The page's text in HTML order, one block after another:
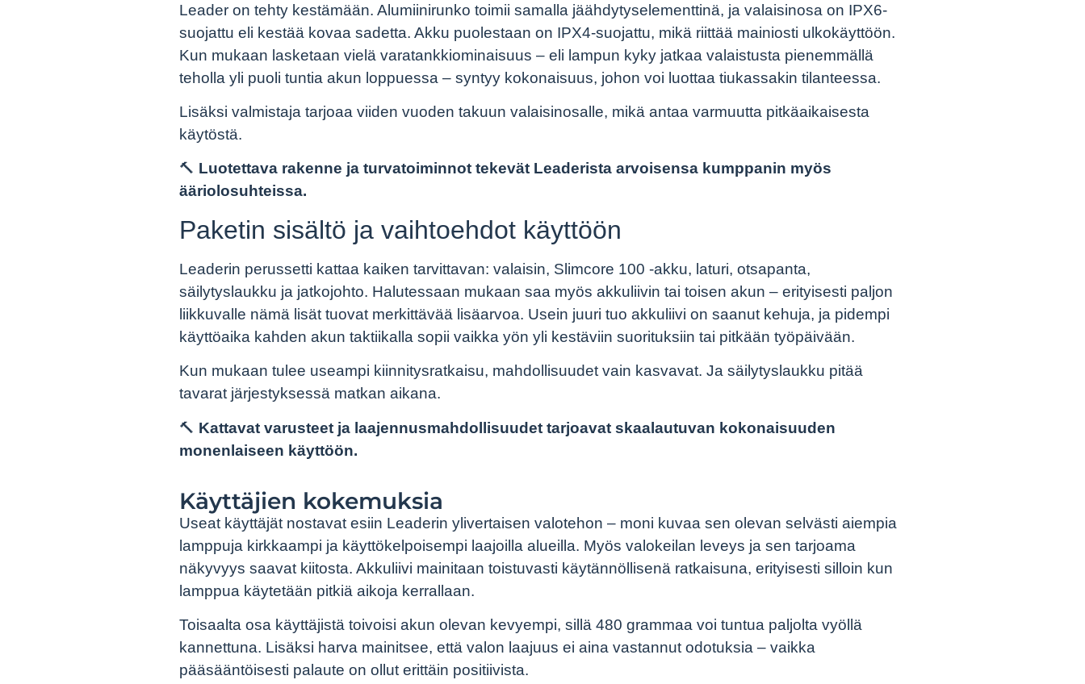
Leader on tehty kestämään. Alumiinirunko toimii samalla jäähdytyselementtinä, ja valaisinosa on IPX6-
suojattu eli kestää kovaa sadetta. Akku puolestaan on IPX4-suojattu, mikä riittää mainiosti ulkokäyttöön.
Kun mukaan lasketaan vielä varatankkiominaisuus – eli lampun kyky jatkaa valaistusta pienemmällä
teholla yli puoli tuntia akun loppuessa – syntyy kokonaisuus, johon voi luottaa tiukassakin tilanteessa.
Lisäksi valmistaja tarjoaa viiden vuoden takuun valaisinosalle, mikä antaa varmuutta pitkäaikaisesta
käytöstä.
🔨 Luotettava rakenne ja turvatoiminnot tekevät Leaderista arvoisensa kumppanin myös
ääriolosuhteissa.
Paketin sisältö ja vaihtoehdot käyttöön
Leaderin perussetti kattaa kaiken tarvittavan: valaisin, Slimcore 100 -akku, laturi, otsapanta,
säilytyslaukku ja jatkojohto. Halutessaan mukaan saa myös akkuliivin tai toisen akun – erityisesti paljon
liikkuvalle nämä lisät tuovat merkittävää lisäarvoa. Usein juuri tuo akkuliivi on saanut kehuja, ja pidempi
käyttöaika kahden akun taktiikalla sopii vaikka yön yli kestäviin suorituksiin tai pitkään työpäivään.
Kun mukaan tulee useampi kiinnitysratkaisu, mahdollisuudet vain kasvavat. Ja säilytyslaukku pitää
tavarat järjestyksessä matkan aikana.
🔨 Kattavat varusteet ja laajennusmahdollisuudet tarjoavat skaalautuvan kokonaisuuden
monenlaiseen käyttöön.
Käyttäjien kokemuksia
Useat käyttäjät nostavat esiin Leaderin ylivertaisen valotehon – moni kuvaa sen olevan selvästi aiempia
lamppuja kirkkaampi ja käyttökelpoisempi laajoilla alueilla. Myös valokeilan leveys ja sen tarjoama
näkyvyys saavat kiitosta. Akkuliivi mainitaan toistuvasti käytännöllisenä ratkaisuna, erityisesti silloin kun
lamppua käytetään pitkiä aikoja kerrallaan.
Toisaalta osa käyttäjistä toivoisi akun olevan kevyempi, sillä 480 grammaa voi tuntua paljolta vyöllä
kannettuna. Lisäksi harva mainitsee, että valon laajuus ei aina vastannut odotuksia – vaikka
pääsääntöisesti palaute on ollut erittäin positiivista.